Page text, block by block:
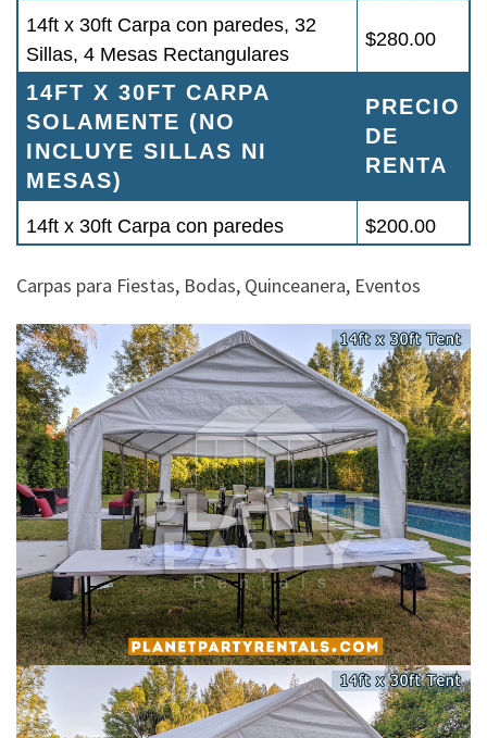
14ft x 30ft Carpa con paredes, 32
Sillas, 4 Mesas Rectangulares
$280.00
14FT X 30FT CARPA
SOLAMENTE (NO
INCLUYE SILLAS NI
MESAS)
PRECIO
DE
RENTA
14ft x 30ft Carpa con paredes $200.00
Carpas para Fiestas, Bodas, Quinceanera, Eventos